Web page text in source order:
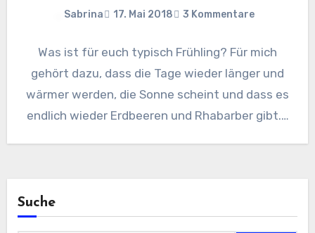
Sabrina 17. Mai 2018 3 Kommentare
Was ist für euch typisch Frühling? Für mich
gehört dazu, dass die Tage wieder länger und
wärmer werden, die Sonne scheint und dass es
endlich wieder Erdbeeren und Rhabarber gibt.…
Suche